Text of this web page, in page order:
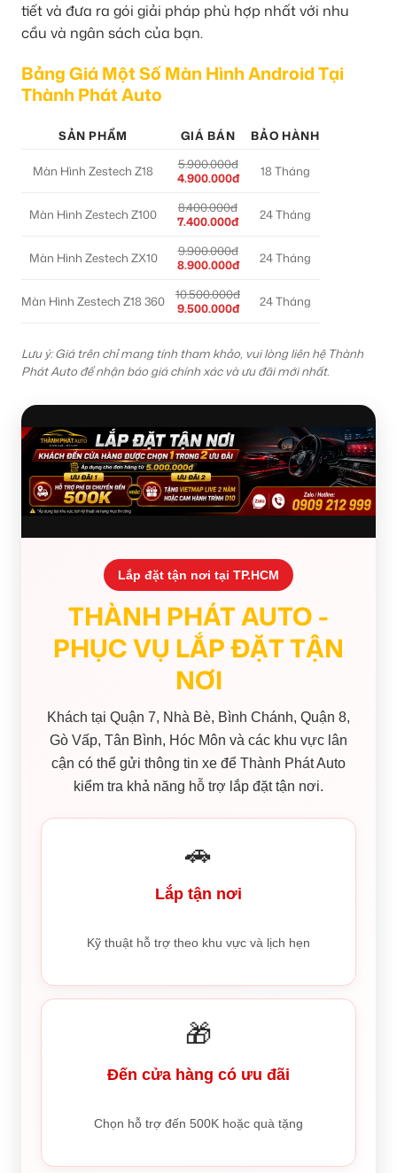
tiết và đưa ra gói giải pháp phù hợp nhất với nhu
cầu và ngân sách của bạn.
Bảng Giá Một Số Màn Hình Android Tại
Thành Phát Auto
SẢN PHẨM GIÁ BÁN BẢO HÀNH
Màn Hình Zestech Z18
5.900.000đ
4.900.000đ
18 Tháng
Màn Hình Zestech Z100
8.400.000đ
7.400.000đ
24 Tháng
Màn Hình Zestech ZX10
9.900.000đ
8.900.000đ
24 Tháng
Màn Hình Zestech Z18 360
10.500.000đ
9.500.000đ
24 Tháng
Lưu ý: Giá trên chỉ mang tính tham khảo, vui lòng liên hệ Thành
Phát Auto để nhận báo giá chính xác và ưu đãi mới nhất.
Lắp đặt tận nơi tại TP.HCM
THÀNH PHÁT AUTO -
PHỤC VỤ LẮP ĐẶT TẬN
NƠI
Khách tại Quận 7, Nhà Bè, Bình Chánh, Quận 8,
Gò Vấp, Tân Bình, Hóc Môn và các khu vực lân
cận có thể gửi thông tin xe để Thành Phát Auto
kiểm tra khả năng hỗ trợ lắp đặt tận nơi.
🚗
Lắp tận nơi
Kỹ thuật hỗ trợ theo khu vực và lịch hẹn
🎁
Đến cửa hàng có ưu đãi
Chọn hỗ trợ đến 500K hoặc quà tặng